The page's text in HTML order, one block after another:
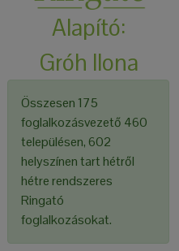
Alapító:
Gróh Ilona
Összesen 175
foglalkozásvezető 460
településen, 602
helyszínen tart hétről
hétre rendszeres
Ringató
foglalkozásokat.